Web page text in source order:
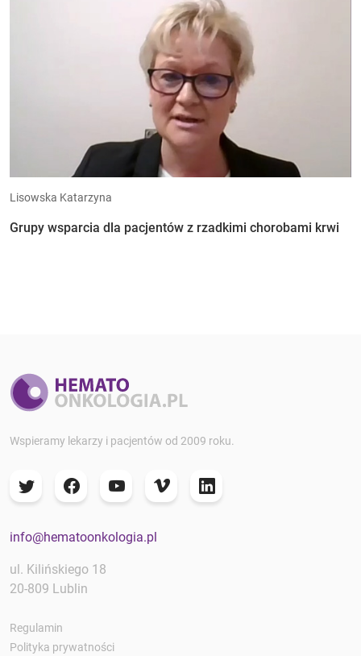
Lisowska Katarzyna
Grupy wsparcia dla pacjentów z rzadkimi chorobami krwi
Wspieramy lekarzy i pacjentów od 2009 roku.
info@hematoonkologia.pl
ul. Kilińskiego 18
20-809 Lublin
Regulamin
Polityka prywatności